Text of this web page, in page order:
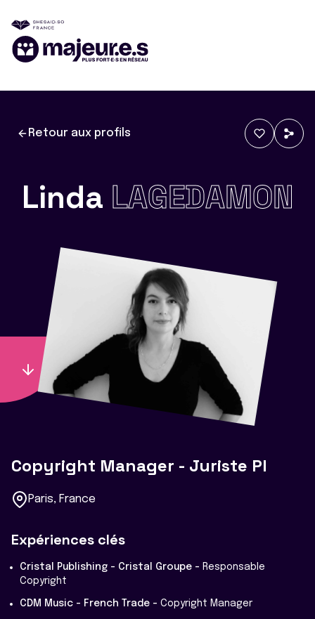
Retour aux profils
Linda LAGEDAMON
Copyright Manager - Juriste PI
Paris, France
Expériences clés
Cristal Publishing - Cristal Groupe - Responsable
Copyright
CDM Music - French Trade - Copyright Manager